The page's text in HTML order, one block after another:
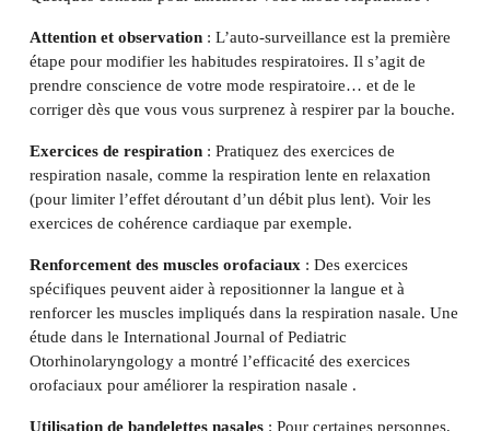
Attention et observation : L’auto-surveillance est la première
étape pour modifier les habitudes respiratoires. Il s’agit de
prendre conscience de votre mode respiratoire… et de le
corriger dès que vous vous surprenez à respirer par la bouche.
Exercices de respiration : Pratiquez des exercices de
respiration nasale, comme la respiration lente en relaxation
(pour limiter l’effet déroutant d’un débit plus lent). Voir les
exercices de cohérence cardiaque par exemple.
Renforcement des muscles orofaciaux : Des exercices
spécifiques peuvent aider à repositionner la langue et à
renforcer les muscles impliqués dans la respiration nasale. Une
étude dans le International Journal of Pediatric
Otorhinolaryngology a montré l’efficacité des exercices
orofaciaux pour améliorer la respiration nasale .
Utilisation de bandelettes nasales : Pour certaines personnes,